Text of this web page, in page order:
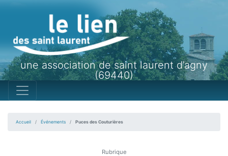
une association de saint laurent d’agny
(69440)
Accueil Événements Puces des Couturières
Rubrique